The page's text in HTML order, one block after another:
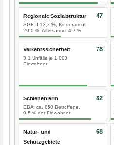
Regionale Sozialstruktur
SGB II 12,3 %, Kinderarmut
20,0 %, Altersarmut 4,7 %
47
Verkehrssicherheit
3,1 Unfälle je 1.000
Einwohner
78
Schienenlärm
EBA: ca. 850 Betroffene,
0,5 % der Einwohner
82
Natur- und
Schutzgebiete
68